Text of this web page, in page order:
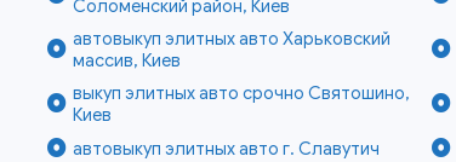
Соломенский район, Киев
автовыкуп элитных авто Харьковский
массив, Киев
выкуп элитных авто срочно Святошино,
Киев
автовыкуп элитных авто г. Славутич